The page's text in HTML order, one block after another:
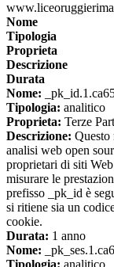
Nome
Tipologia
Proprieta
Descrizione
Durata
Nome:
Tipologia: analitico
Proprieta: Terze
Descrizione: Questo
analisi web open
proprietari di siti
misurare le
prefisso _pk_id è
si ritiene sia un
cookie.
Durata: 1 anno
Nome: